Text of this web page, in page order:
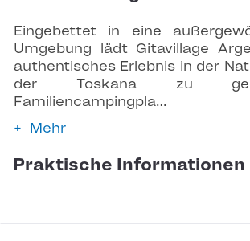
Eingebettet in eine
Umgebung lädt Gitavillage
authentisches Erlebnis in der
der Toskana zu
Familiencampingpla…
Mehr
Praktische Informationen